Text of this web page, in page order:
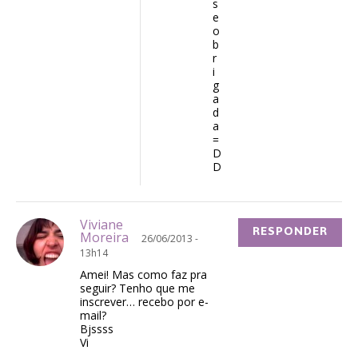
s
e
o
b
r
i
g
a
d
a
=
D
D
Viviane
Moreira
26/06/2013 -
13h14
Amei! Mas como faz pra
seguir? Tenho que me
inscrever… recebo por e-
mail?
Bjssss
Vi
RESPONDER